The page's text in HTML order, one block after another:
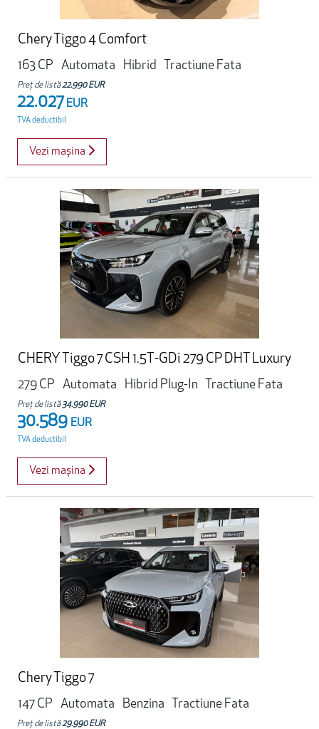
Chery Tiggo 4 Comfort
163 CP
Automata Hibrid Tractiune Fata
Preț de listă22.990 EUR
22.027 EUR
TVA deductibil
Vezi mașina
CHERY Tiggo 7 CSH 1.5T-GDi 279 CP DHT Luxury
279 CP
Automata Hibrid Plug-In Tractiune Fata
Preț de listă 34.990 EUR
30.589 EUR
TVA deductibil
Vezi mașina
Chery Tiggo 7
147 CP
Automata Benzina Tractiune Fata
Preț de listă29.990 EUR